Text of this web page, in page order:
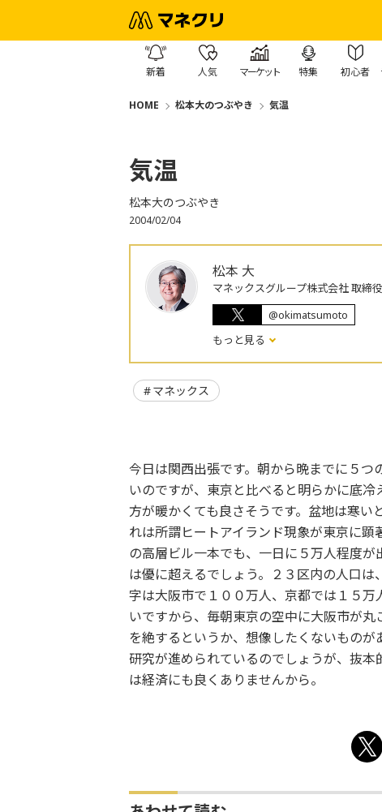
新着 人気 マーケット 特集 初心者
HOME 松本大のつぶやき 気温
気温
松本大のつぶやき
2004/02/04
松本 大
マネックスグループ株式会社 取締
@okimatsumoto
もっと見る
マネックス
今日は関西出張です。朝から晩までに５
いのですが、東京と比べると明らかに底
方が暖かくても良さそうです。盆地は寒
れは所謂ヒートアイランド現象が東京に
の高層ビル一本でも、一日に５万人程度
は優に超えるでしょう。２３区内の人口
字は大阪市で１００万人、京都では１５
いですから、毎朝東京の空中に大阪市が
を絶するというか、想像したくないもの
研究が進められているのでしょうが、抜
は経済にも良くありませんから。